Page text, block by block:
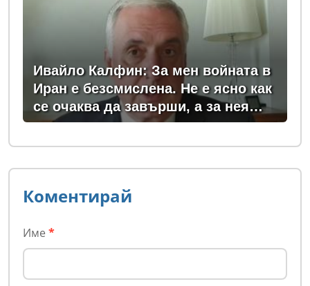
Ивайло Калфин: За мен войната в
Иран е безсмислена. Не е ясно как
се очаква да завърши, а за нея
плащаме всички - и в България, и
в Европа
Коментирай
Име *